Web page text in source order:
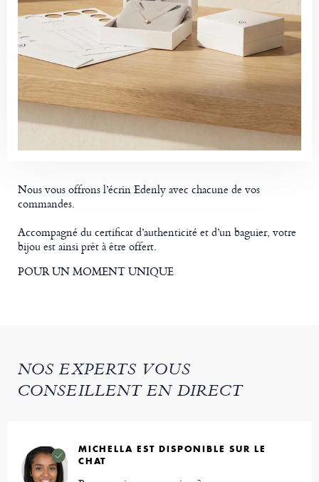
Nous vous offrons l’écrin Edenly avec chacune de vos
commandes.
Accompagné du certificat d’authenticité et d’un baguier, votre
bijou est ainsi prêt à être offert.
POUR UN MOMENT UNIQUE
NOS EXPERTS VOUS
CONSEILLENT EN DIRECT
MICHELLA EST DISPONIBLE SUR LE
CHAT